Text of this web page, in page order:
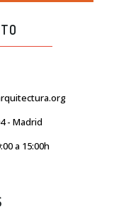
- Madrid
a 15:00h